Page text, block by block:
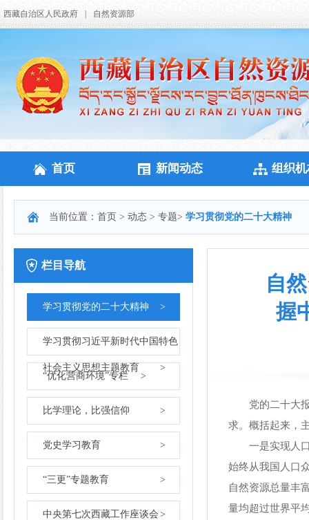
西藏自治区人民政府 自然资源部
首页 新闻动态 组织
当前位置： 首页 > 动态 > 专题> 学习贯彻党的二十大精神
栏目导航
学习贯彻党的二十大精神 >
学习贯彻习近平新时代中国特色
社会主义思想主题教育
>
“优化营商环境”专栏
>
比学理论，比强信仰 >
党史学习教育 >
“三更”专题教育 >
中央第七次西藏工作座谈会 >
自
握
党的二十大报
求。概括起来，
一是实现人口
始终从我国人口
自然资源总量丰
量均超过世界平